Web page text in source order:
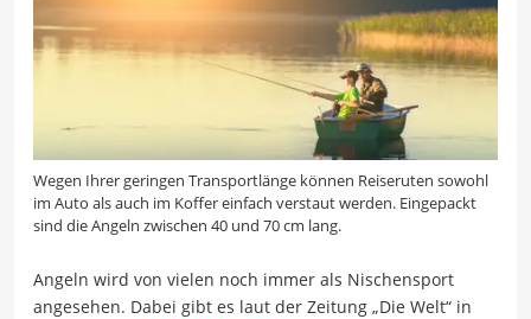
Wegen Ihrer geringen Transportlänge können Reiseruten sowohl
im Auto als auch im Koffer einfach verstaut werden. Eingepackt
sind die Angeln zwischen 40 und 70 cm lang.
Angeln wird von vielen noch immer als Nischensport
angesehen. Dabei gibt es laut der Zeitung „Die Welt“ in